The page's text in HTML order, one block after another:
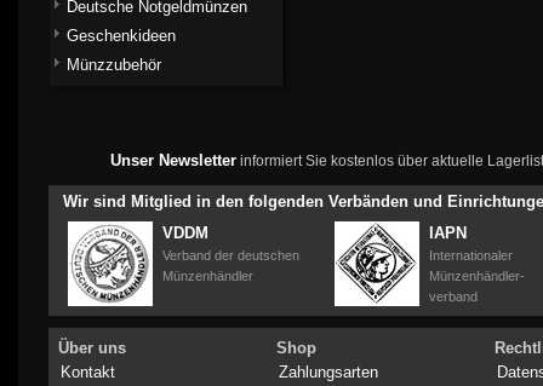
Deutsche Notgeldmünzen
Geschenkideen
Münzzubehör
Unser Newsletterinformiert Sie kostenlos über aktuelle
Wir sind Mitglied in den folgenden Verbänden und
VDDM
Verband der deutschen
Münzenhändler
IAPN
Internationaler
Münzenhändler-
verband
Über uns
Kontakt
Shop
Zahlungsarten